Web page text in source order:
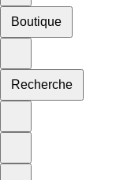
Boutique
Recherche